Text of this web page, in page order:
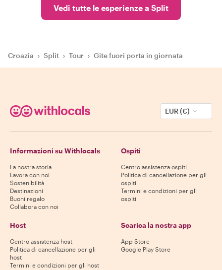
Vedi tutte le esperienze a Split
Croazia › Split › Tour › Gite fuori porta in giornata
EUR (€)
Informazioni su Withlocals
La nostra storia
Lavora con noi
Sostenibilità
Destinazioni
Buoni regalo
Collabora con noi
Ospiti
Centro assistenza ospiti
Politica di cancellazione per gli
ospiti
Termini e condizioni per gli
ospiti
Host
Centro assistenza host
Politica di cancellazione per gli
host
Termini e condizioni per gli host
Scarica la nostra app
App Store
Google Play Store